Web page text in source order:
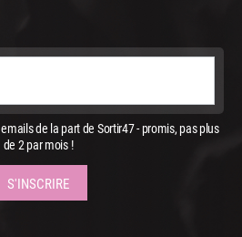
de la part de Sortir47 - promis, pas plus
de 2 par mois !